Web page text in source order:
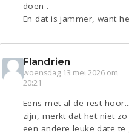
doen .
En dat is jammer, want
Flandrien
woensdag 13 mei 2026 om
20:21
Eens met al de rest
zijn, merkt dat het niet
een andere leuke date